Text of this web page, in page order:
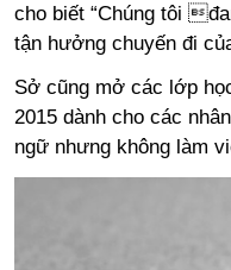
cho biết “Chúng tôi
tận hưởng chuyến đi
Sở cũng mở các lớp
2015 dành cho các
ngữ nhưng không làm